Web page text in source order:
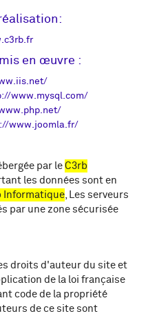
en œuvre :
www.mysql.com/
www.joomla.fr/
par leC3rb
les données sont en
Informatique, Les serveurs
par une zone sécurisée
droits d'auteur du site et
de la loi française
code de la propriété
de ce site sont